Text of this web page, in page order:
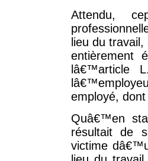
Attendu,
lieu du
entièrement
lâ€™article
employé,
Quâ€™en
résultait de
victime